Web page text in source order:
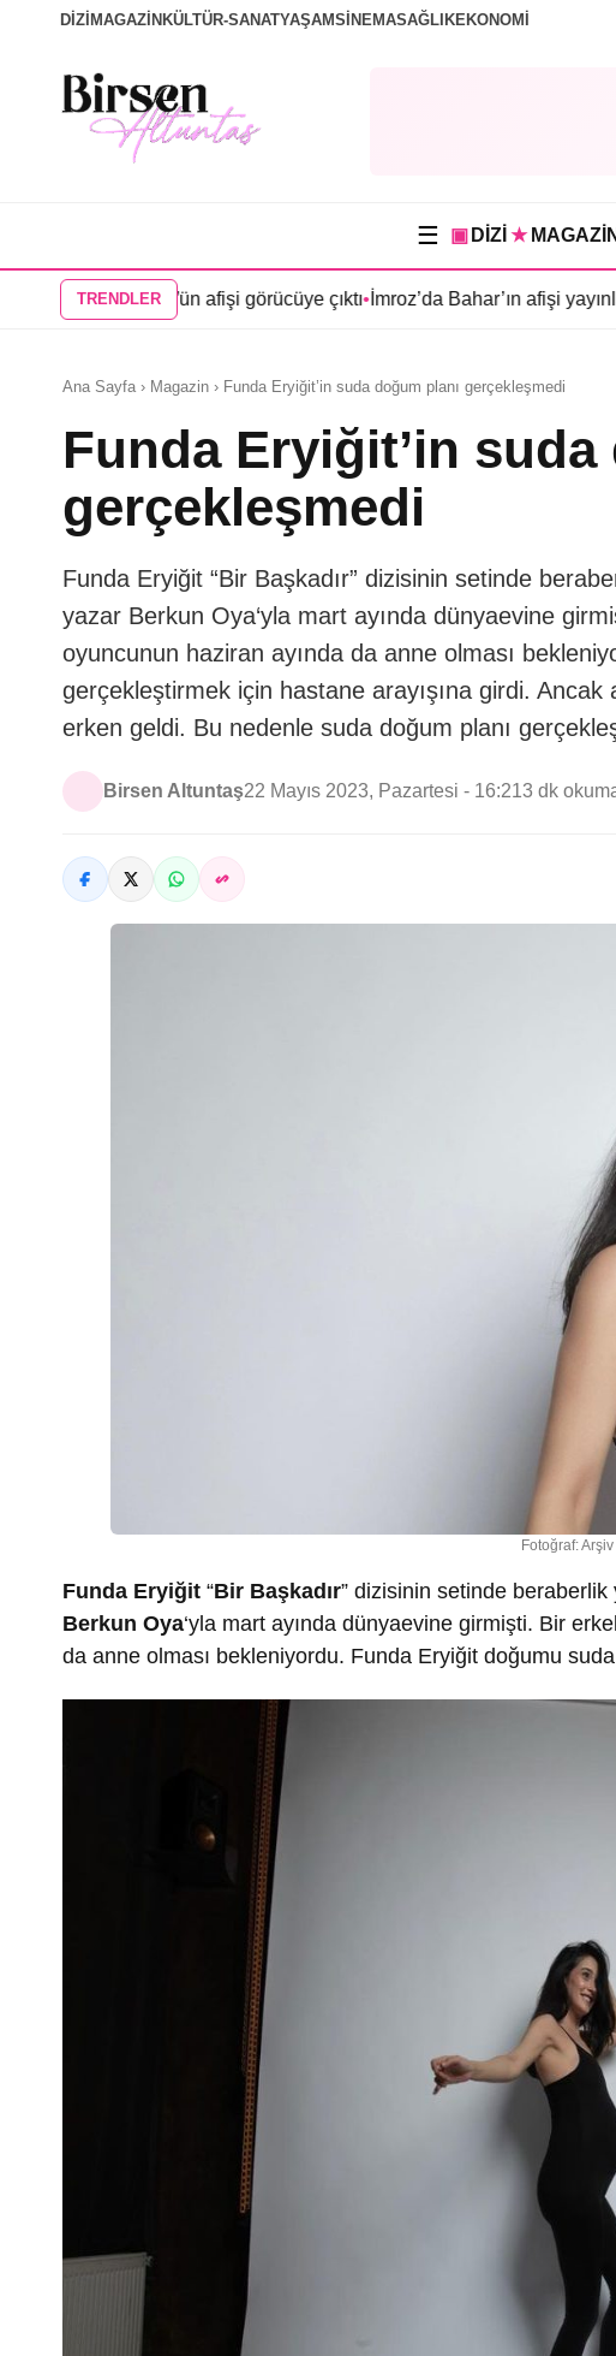
DİZİ MAGAZİN KÜLTÜR-SANATYAŞAMSİNEMASAĞLIKEKONOMİ
☰ ▣ DİZİ ★ MAGAZİN
TRENDLER
Köşk”ün afişi görücüye çıktı•İmroz’da Bahar’ın afişi yayınlandı•
Ana Sayfa › Magazin › Funda Eryiğit’in suda doğum planı gerçekleşmedi
Funda Eryiğit’in suda
gerçekleşmedi
Funda Eryiğit “Bir Başkadır” dizisinin setinde
yazar Berkun Oya‘yla mart ayında dünyaevine
oyuncunun haziran ayında da anne olması
gerçekleştirmek için hastane arayışına girdi. Ancak
erken geldi. Bu nedenle suda doğum planı
Birsen Altuntaş22 Mayıs 2023, Pazartesi - 16:213 dk
Fotoğraf: Arşiv
Funda Eryiğit “Bir Başkadır” dizisinin setinde
Berkun Oya‘yla mart ayında dünyaevine girmişti. Bir
da anne olması bekleniyordu. Funda Eryiğit doğumu